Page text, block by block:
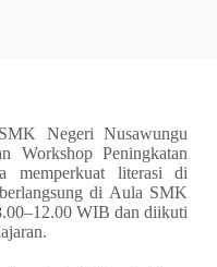
Negeri Nusawungu
Workshop Peningkatan
memperkuat literasi di
di Aula SMK
WIB dan diikuti